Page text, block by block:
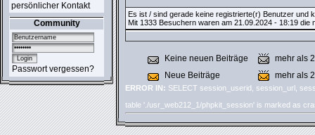
persönlicher Kontakt
Community
Passwort vergessen?
Es ist / sind gerade keine registrierte(r) Benutzer und
Mit 1333 Besuchern waren am 21.09.2024 - 18:19 die
Keine neuen Beiträge
mehr als
Neue Beiträge
mehr als
ERROR IN: SELECT session_userid, session_url,
table './usr_web212_1/phpkit_session' is marked as